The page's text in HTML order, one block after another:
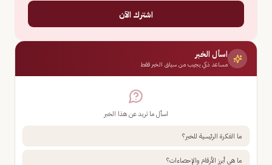
اشترك الآن
اسأل الخبر
مساعد ذكي يجيب من سياق الخبر فقط
اسأل ما تريد عن هذا الخبر
ما الفكرة الرئيسية للخبر؟
ما هي أبرز الأرقام والإحصاءات؟